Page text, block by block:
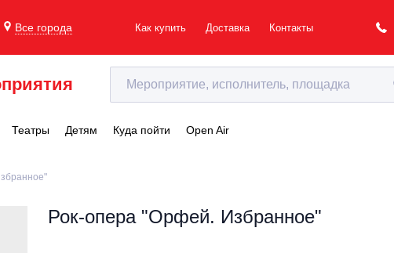
Все города Как купить Доставка Контакты
Театры Детям Куда пойти Open Air
Рок-опера "Орфей. Избранное"